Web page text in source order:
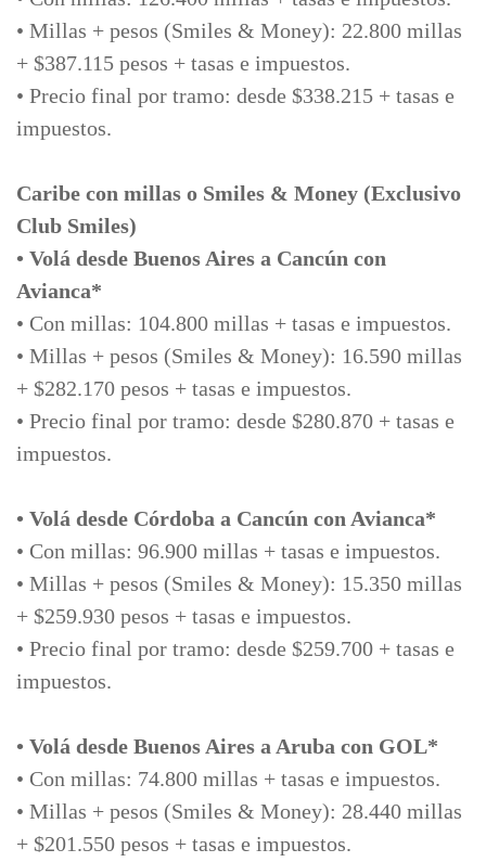
• Millas + pesos (Smiles & Money): 22.800 millas
+ $387.115 pesos + tasas e impuestos.
• Precio final por tramo: desde $338.215 + tasas e
impuestos.
Caribe con millas o Smiles & Money (Exclusivo
Club Smiles)
• Volá desde Buenos Aires a Cancún con
Avianca*
• Con millas: 104.800 millas + tasas e impuestos.
• Millas + pesos (Smiles & Money): 16.590 millas
+ $282.170 pesos + tasas e impuestos.
• Precio final por tramo: desde $280.870 + tasas e
impuestos.
• Volá desde Córdoba a Cancún con Avianca*
• Con millas: 96.900 millas + tasas e impuestos.
• Millas + pesos (Smiles & Money): 15.350 millas
+ $259.930 pesos + tasas e impuestos.
• Precio final por tramo: desde $259.700 + tasas e
impuestos.
• Volá desde Buenos Aires a Aruba con GOL*
• Con millas: 74.800 millas + tasas e impuestos.
• Millas + pesos (Smiles & Money): 28.440 millas
+ $201.550 pesos + tasas e impuestos.